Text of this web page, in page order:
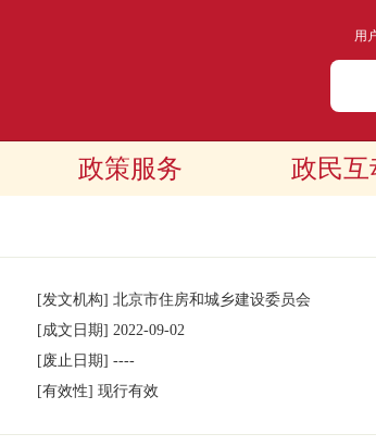
用
政策服务 政民互
[发文机构] 北京市住房和城乡建设委员会
[成文日期] 2022-09-02
[废止日期] ----
[有效性] 现行有效